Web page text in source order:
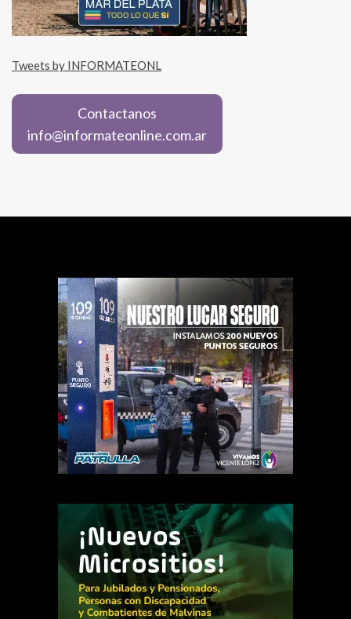
Tweets by INFORMATEONL
Contactanos
info@informateonline.com.ar